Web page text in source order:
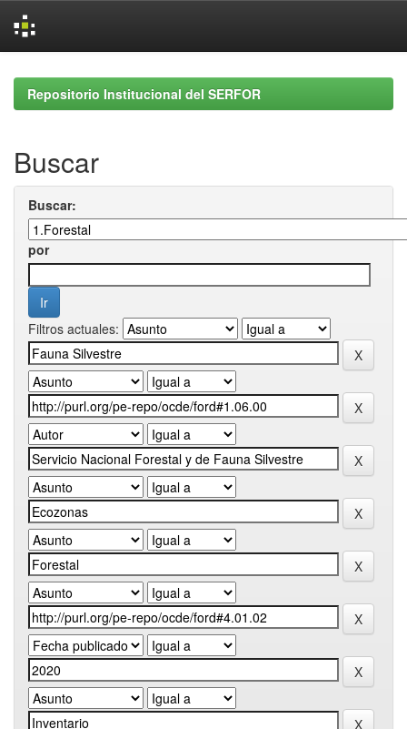
navigationRepositorio Institucional del SERFOR
Buscar
Buscar:
por
Filtros actuales: